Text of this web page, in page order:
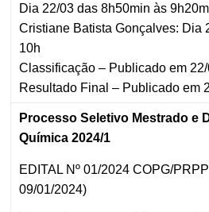
Dia 22/03 das 8h50min às
Cristiane Batista Gonçalves: Dia
10h
Classificação – Publicado em
Resultado Final – Publicado em
Processo Seletivo Mestrado e
Química 2024/1
EDITAL Nº 01/2024 COPG/
09/01/2024)